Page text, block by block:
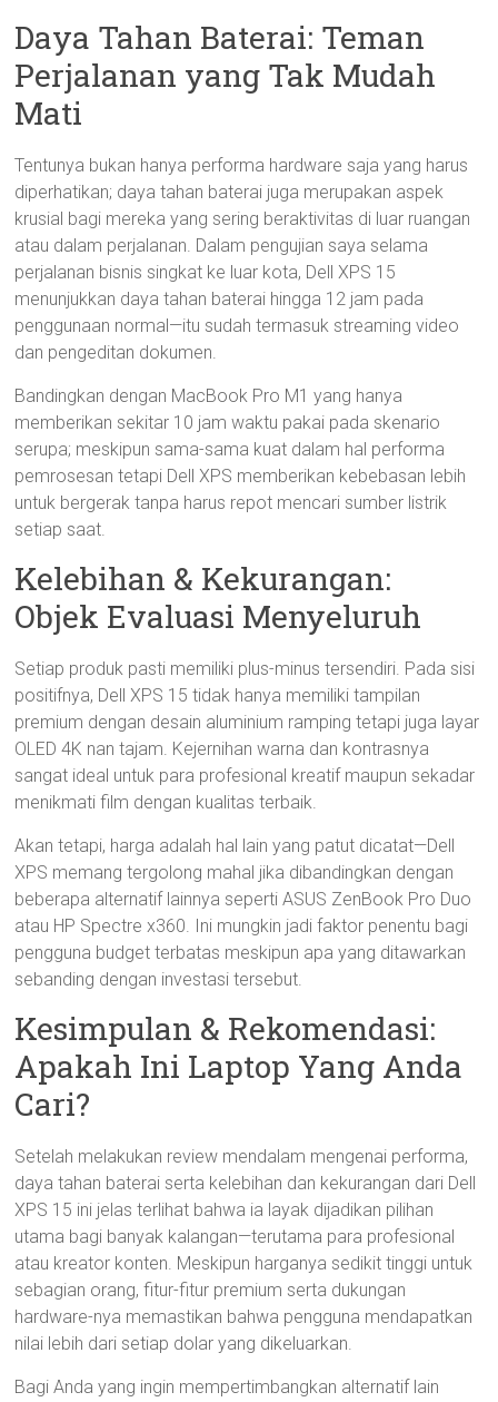
Daya Tahan Baterai: Teman
Perjalanan yang Tak Mudah
Mati
Tentunya bukan hanya performa hardware saja yang harus
diperhatikan; daya tahan baterai juga merupakan aspek
krusial bagi mereka yang sering beraktivitas di luar ruangan
atau dalam perjalanan. Dalam pengujian saya selama
perjalanan bisnis singkat ke luar kota, Dell XPS 15
menunjukkan daya tahan baterai hingga 12 jam pada
penggunaan normal—itu sudah termasuk streaming video
dan pengeditan dokumen.
Bandingkan dengan MacBook Pro M1 yang hanya
memberikan sekitar 10 jam waktu pakai pada skenario
serupa; meskipun sama-sama kuat dalam hal performa
pemrosesan tetapi Dell XPS memberikan kebebasan lebih
untuk bergerak tanpa harus repot mencari sumber listrik
setiap saat.
Kelebihan & Kekurangan:
Objek Evaluasi Menyeluruh
Setiap produk pasti memiliki plus-minus tersendiri. Pada sisi
positifnya, Dell XPS 15 tidak hanya memiliki tampilan
premium dengan desain aluminium ramping tetapi juga layar
OLED 4K nan tajam. Kejernihan warna dan kontrasnya
sangat ideal untuk para profesional kreatif maupun sekadar
menikmati film dengan kualitas terbaik.
Akan tetapi, harga adalah hal lain yang patut dicatat—Dell
XPS memang tergolong mahal jika dibandingkan dengan
beberapa alternatif lainnya seperti ASUS ZenBook Pro Duo
atau HP Spectre x360. Ini mungkin jadi faktor penentu bagi
pengguna budget terbatas meskipun apa yang ditawarkan
sebanding dengan investasi tersebut.
Kesimpulan & Rekomendasi:
Apakah Ini Laptop Yang Anda
Cari?
Setelah melakukan review mendalam mengenai performa,
daya tahan baterai serta kelebihan dan kekurangan dari Dell
XPS 15 ini jelas terlihat bahwa ia layak dijadikan pilihan
utama bagi banyak kalangan—terutama para profesional
atau kreator konten. Meskipun harganya sedikit tinggi untuk
sebagian orang, fitur-fitur premium serta dukungan
hardware-nya memastikan bahwa pengguna mendapatkan
nilai lebih dari setiap dolar yang dikeluarkan.
Bagi Anda yang ingin mempertimbangkan alternatif lain